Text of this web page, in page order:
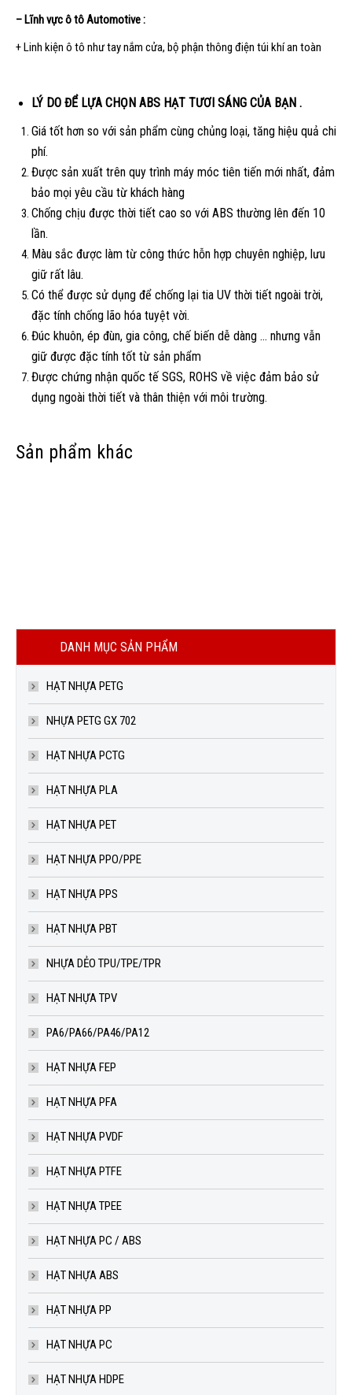
– Lĩnh vực ô tô Automotive :
+ Linh kiện ô tô như tay nắm cửa, bộ phận thông điện túi khí an toàn
LÝ DO ĐỂ LỰA CHỌN ABS HẠT TƯƠI SÁNG CỦA BẠN .
Giá tốt hơn so với sản phẩm cùng chủng loại, tăng hiệu quả chi
phí.
Được sản xuất trên quy trình máy móc tiên tiến mới nhất, đảm
bảo mọi yêu cầu từ khách hàng
Chống chịu được thời tiết cao so với ABS thường lên đến 10
lần.
Màu sắc được làm từ công thức hỗn hợp chuyên nghiệp, lưu
giữ rất lâu.
Có thể được sử dụng để chống lại tia UV thời tiết ngoài trời,
đặc tính chống lão hóa tuyệt vời.
Đúc khuôn, ép đùn, gia công, chế biến dễ dàng … nhưng vẫn
giữ được đặc tính tốt từ sản phẩm
Được chứng nhận quốc tế SGS, ROHS về việc đảm bảo sử
dụng ngoài thời tiết và thân thiện với môi trường.
Sản phẩm khác
DANH MỤC SẢN PHẨM
HẠT NHỰA PETG
NHỰA PETG GX 702
HẠT NHỰA PCTG
HẠT NHỰA PLA
HẠT NHỰA PET
HẠT NHỰA PPO/PPE
HẠT NHỰA PPS
HẠT NHỰA PBT
NHỰA DẺO TPU/TPE/TPR
HẠT NHỰA TPV
PA6/PA66/PA46/PA12
HẠT NHỰA FEP
HẠT NHỰA PFA
HẠT NHỰA PVDF
HẠT NHỰA PTFE
HẠT NHỰA TPEE
HẠT NHỰA PC / ABS
HẠT NHỰA ABS
HẠT NHỰA PP
HẠT NHỰA PC
HẠT NHỰA HDPE